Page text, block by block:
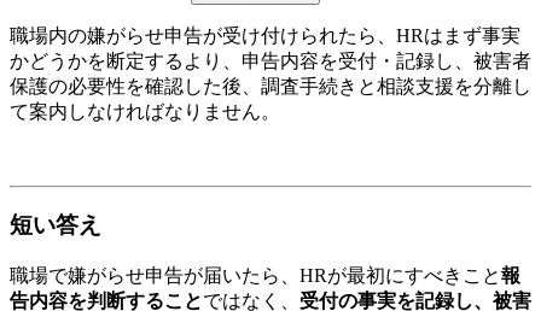
職場内の嫌がらせ申告が受け付けられたら、HRはまず事実
かどうかを断定するより、申告内容を受付・記録し、被害者
保護の必要性を確認した後、調査手続きと相談支援を分離し
て案内しなければなりません。
短い答え
職場で嫌がらせ申告が届いたら、HRが最初にすべきこと報
告内容を判断することではなく、 受付の事実を記録し、被害